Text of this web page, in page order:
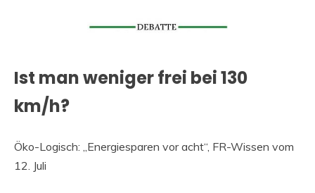
Ist man weniger frei bei 130
km/h?
Öko-Logisch: „Energiesparen vor acht“, FR-Wissen vom
12. Juli